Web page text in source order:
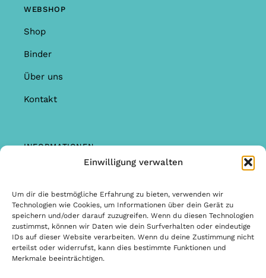
Einwilligung verwalten
Um dir die bestmögliche Erfahrung zu bieten, verwenden wir
Technologien wie Cookies, um Informationen über dein Gerät zu
speichern und/oder darauf zuzugreifen. Wenn du diesen Technologien
zustimmst, können wir Daten wie dein Surfverhalten oder eindeutige
IDs auf dieser Website verarbeiten. Wenn du deine Zustimmung nicht
erteilst oder widerrufst, kann dies bestimmte Funktionen und
Merkmale beeinträchtigen.
WEBSHOP
Shop
Binder
Über uns
Kontakt
INFORMATIONEN
Garantie & Reklamationen
Allgemeine Bedingungen & Konditionen
Allgemeine Bedingungen & Konditionen
Datenschutzbestimmungen